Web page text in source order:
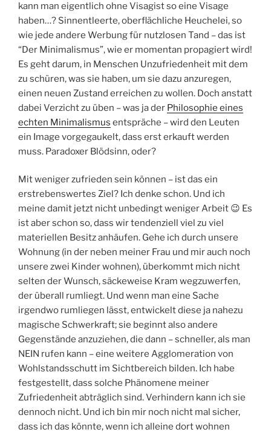
kann man eigentlich ohne Visagist so eine Visage
haben…? Sinnentleerte, oberflächliche Heuchelei, so
wie jede andere Werbung für nutzlosen Tand – das ist
“Der Minimalismus”, wie er momentan propagiert wird!
Es geht darum, in Menschen Unzufriedenheit mit dem
zu schüren, was sie haben, um sie dazu anzuregen,
einen neuen Zustand erreichen zu wollen. Doch anstatt
dabei Verzicht zu üben – was ja der Philosophie eines
echten Minimalismus entspräche – wird den Leuten
ein Image vorgegaukelt, dass erst erkauft werden
muss. Paradoxer Blödsinn, oder?
Mit weniger zufrieden sein können – ist das ein
erstrebenswertes Ziel? Ich denke schon. Und ich
meine damit jetzt nicht unbedingt weniger Arbeit 😉 Es
ist aber schon so, dass wir tendenziell viel zu viel
materiellen Besitz anhäufen. Gehe ich durch unsere
Wohnung (in der neben meiner Frau und mir auch noch
unsere zwei Kinder wohnen), überkommt mich nicht
selten der Wunsch, säckeweise Kram wegzuwerfen,
der überall rumliegt. Und wenn man eine Sache
irgendwo rumliegen lässt, entwickelt diese ja nahezu
magische Schwerkraft; sie beginnt also andere
Gegenstände anzuziehen, die dann – schneller, als man
NEIN rufen kann – eine weitere Agglomeration von
Wohlstandsschutt im Sichtbereich bilden. Ich habe
festgestellt, dass solche Phänomene meiner
Zufriedenheit abträglich sind. Verhindern kann ich sie
dennoch nicht. Und ich bin mir noch nicht mal sicher,
dass ich das könnte, wenn ich alleine dort wohnen